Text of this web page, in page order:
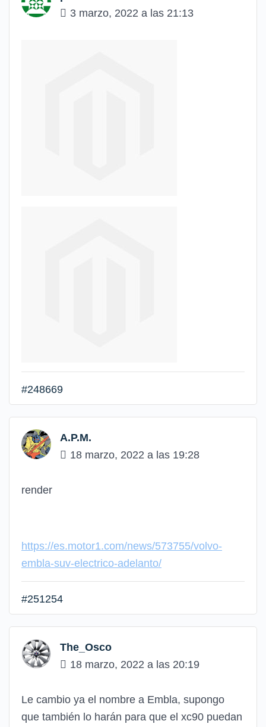
3 marzo, 2022 a las 21:13
#248669
A.P.M.
18 marzo, 2022 a las 19:28
render
https://es.motor1.com/news/573755/volvo-
embla-suv-electrico-adelanto/
#251254
The_Osco
18 marzo, 2022 a las 20:19
Le cambio ya el nombre a Embla, supongo
que también lo harán para que el xc90 puedan